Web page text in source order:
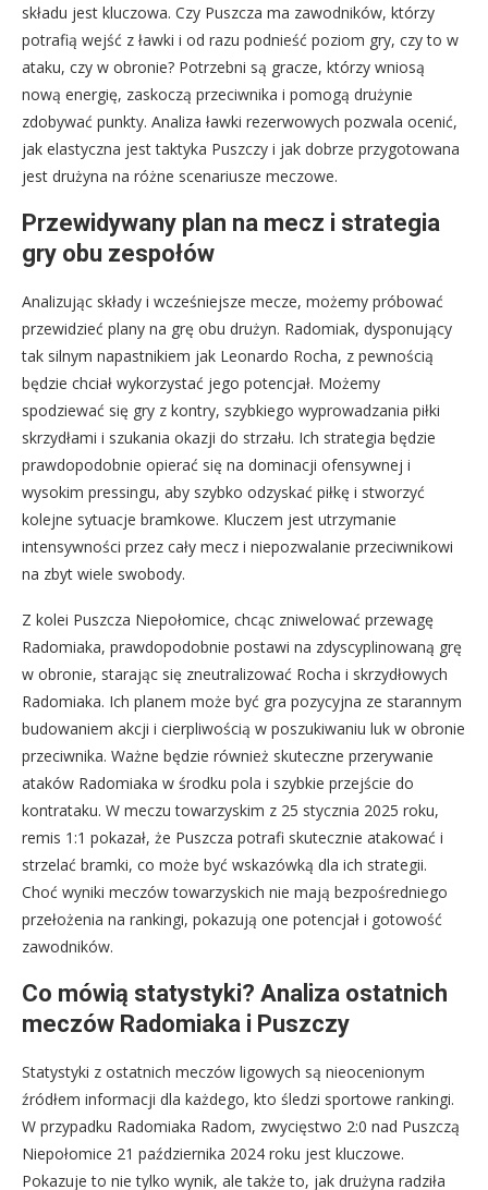
składu jest kluczowa. Czy Puszcza ma zawodników, którzy
potrafią wejść z ławki i od razu podnieść poziom gry, czy to w
ataku, czy w obronie? Potrzebni są gracze, którzy wniosą
nową energię, zaskoczą przeciwnika i pomogą drużynie
zdobywać punkty. Analiza ławki rezerwowych pozwala ocenić,
jak elastyczna jest taktyka Puszczy i jak dobrze przygotowana
jest drużyna na różne scenariusze meczowe.
Przewidywany plan na mecz i strategia
gry obu zespołów
Analizując składy i wcześniejsze mecze, możemy próbować
przewidzieć plany na grę obu drużyn. Radomiak, dysponujący
tak silnym napastnikiem jak Leonardo Rocha, z pewnością
będzie chciał wykorzystać jego potencjał. Możemy
spodziewać się gry z kontry, szybkiego wyprowadzania piłki
skrzydłami i szukania okazji do strzału. Ich strategia będzie
prawdopodobnie opierać się na dominacji ofensywnej i
wysokim pressingu, aby szybko odzyskać piłkę i stworzyć
kolejne sytuacje bramkowe. Kluczem jest utrzymanie
intensywności przez cały mecz i niepozwalanie przeciwnikowi
na zbyt wiele swobody.
Z kolei Puszcza Niepołomice, chcąc zniwelować przewagę
Radomiaka, prawdopodobnie postawi na zdyscyplinowaną grę
w obronie, starając się zneutralizować Rocha i skrzydłowych
Radomiaka. Ich planem może być gra pozycyjna ze starannym
budowaniem akcji i cierpliwością w poszukiwaniu luk w obronie
przeciwnika. Ważne będzie również skuteczne przerywanie
ataków Radomiaka w środku pola i szybkie przejście do
kontrataku. W meczu towarzyskim z 25 stycznia 2025 roku,
remis 1:1 pokazał, że Puszcza potrafi skutecznie atakować i
strzelać bramki, co może być wskazówką dla ich strategii.
Choć wyniki meczów towarzyskich nie mają bezpośredniego
przełożenia na rankingi, pokazują one potencjał i gotowość
zawodników.
Co mówią statystyki? Analiza ostatnich
meczów Radomiaka i Puszczy
Statystyki z ostatnich meczów ligowych są nieocenionym
źródłem informacji dla każdego, kto śledzi sportowe rankingi.
W przypadku Radomiaka Radom, zwycięstwo 2:0 nad Puszczą
Niepołomice 21 października 2024 roku jest kluczowe.
Pokazuje to nie tylko wynik, ale także to, jak drużyna radziła